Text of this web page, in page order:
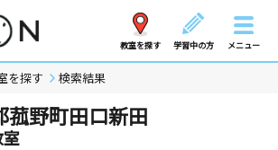
教室を探す 学習中の方 メニュー
を探す 検索結果
菰野町田口新田